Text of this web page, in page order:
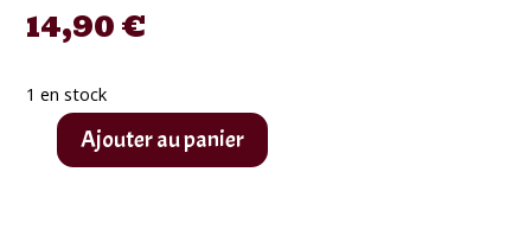
14,90€
1 en stock
quantitéAjouter au panier